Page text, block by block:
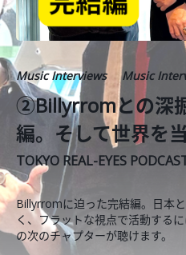
Music Interviews Music
②Billyrromとの深
編。そして世界を
TOKYO REAL-EYES
Billyrromに迫った完結編。日本
く、フラットな視点で活動する
の次のチャプターが聴けます。